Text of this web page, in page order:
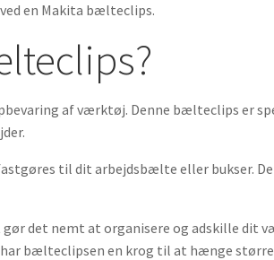
en Makita bælteclips.
af værktøj. Denne bælteclips er
til dit arbejdsbælte eller bukser.
det nemt at organisere og adskille dit
bælteclipsen en krog til at hænge